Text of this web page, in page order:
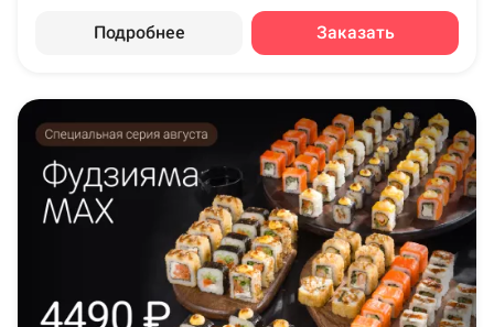
Подробнее Заказать